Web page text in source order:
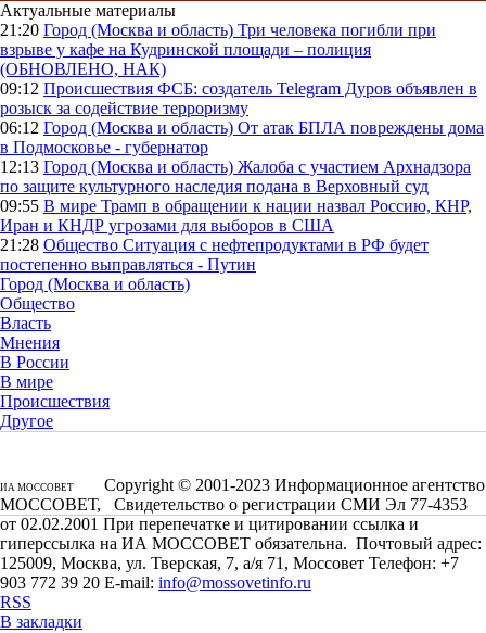
Актуальные материалы
21:20 Город (Москва и область) Три человека погибли при
взрыве у кафе на Кудринской площади – полиция
(ОБНОВЛЕНО, НАК)
09:12 Происшествия ФСБ: создатель Telegram Дуров объявлен в
розыск за содействие терроризму
06:12 Город (Москва и область) От атак БПЛА повреждены дома
в Подмосковье - губернатор
12:13 Город (Москва и область) Жалоба с участием Архнадзора
по защите культурного наследия подана в Верховный суд
09:55 В мире Трамп в обращении к нации назвал Россию, КНР,
Иран и КНДР угрозами для выборов в США
21:28 Общество Ситуация с нефтепродуктами в РФ будет
постепенно выправляться - Путин
Город (Москва и область)
Общество
Власть
Мнения
В России
В мире
Происшествия
Другое
ИА МОССОВЕТ
Copyright © 2001-2023 Информационное агентство
МОССОВЕТ, Свидетельство о регистрации СМИ Эл 77-4353
от 02.02.2001 При перепечатке и цитировании ссылка и
гиперссылка на ИА МОССОВЕТ обязательна. Почтовый адрес:
125009, Москва, ул. Тверская, 7, а/я 71, Моссовет Телефон: +7
903 772 39 20 E-mail: info@mossovetinfo.ru
RSS
В закладки